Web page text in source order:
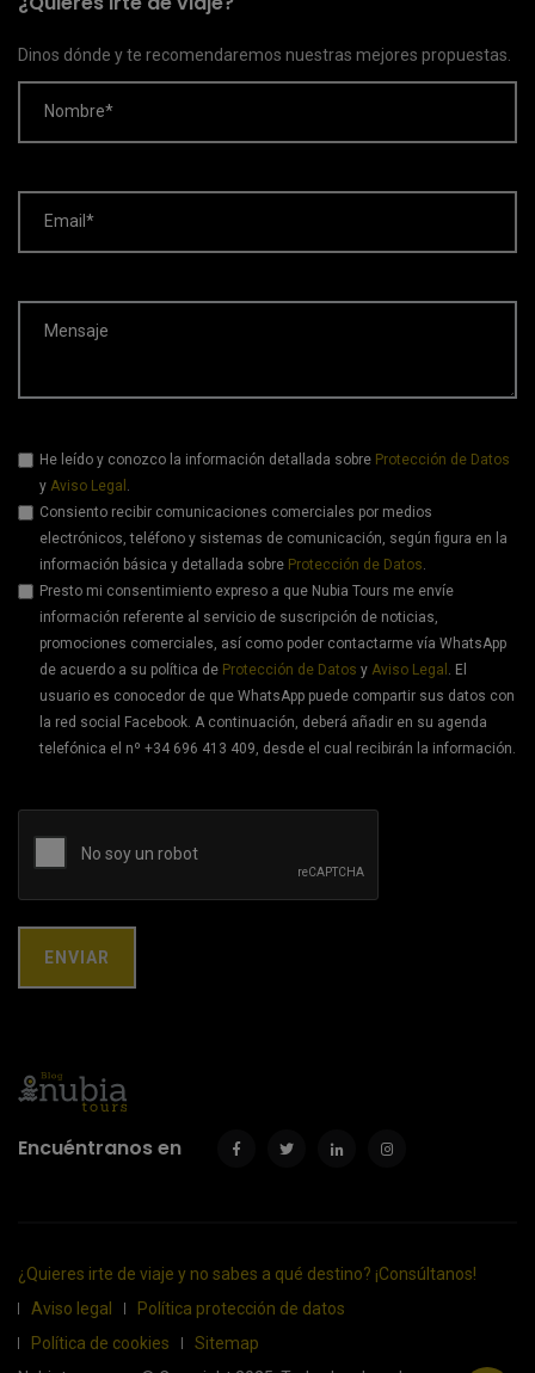
Dinos dónde y te recomendaremos nuestras mejores propuestas.
Nombre*
Email*
Mensaje
He leído y conozco la información detallada sobre Protección de Datos
y Aviso Legal .
Consiento recibir comunicaciones comerciales por medios
electrónicos, teléfono y sistemas de comunicación, según figura en la
información básica y detallada sobre Protección de Datos.
Presto mi consentimiento expreso a que Nubia Tours me envíe
información referente al servicio de suscripción de noticias,
promociones comerciales, así como poder contactarme vía WhatsApp
de acuerdo a su política de Protección de Datos y Aviso Legal . El
usuario es conocedor de que WhatsApp puede compartir sus datos con
la red social Facebook. A continuación, deberá añadir en su agenda
telefónica el nº +34 696 413 409, desde el cual recibirán la información.
Encuéntranos en
¿Quieres irte de viaje y no sabes a qué destino? ¡Consúltanos!
Aviso legal
Política protección de datos
Política de cookies
Sitemap